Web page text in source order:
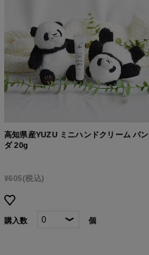
高知県産YUZU ミニハンドクリーム パン
ダ 20g
¥605(税込)
購入数 個